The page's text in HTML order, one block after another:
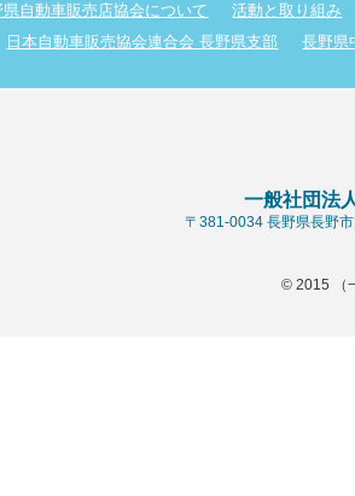
県自動車販売店協会について
活動と取り組み
日本自動車販売協会連合会 長野県支部 長野県
一般社団法
〒381-0034 長野県長野
© 2015 （